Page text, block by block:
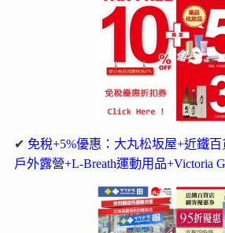
✔ 免稅+5%優惠：大丸松坂屋+近鐵
戶外露營+L-Breath運動用品+Victoria